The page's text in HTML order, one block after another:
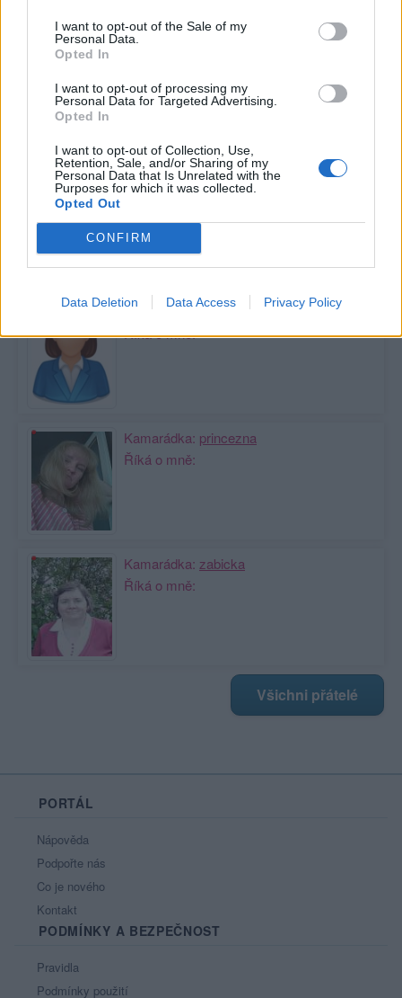
I want to opt-out of the Sale of my
Personal Data.
Opted In
I want to opt-out of processing my
Personal Data for Targeted Advertising.
Opted In
I want to opt-out of Collection, Use,
Retention, Sale, and/or Sharing of my
Personal Data that Is Unrelated with the
Purposes for which it was collected.
Opted Out
CONFIRM
Data Deletion Data Access Privacy Policy
Poslední 3 příspěvky na mé zdi
Nemá žádné příspěvky
Zobrazit celou mou zeď
Kamarádka:cconroe
Říká o mně:
Kamarádka: princezna
Říká o mně:
Kamarádka: zabicka
Říká o mně:
Všichni přátelé
PORTÁL
Nápověda
Podpořte nás
Co je nového
Kontakt
PODMÍNKY A BEZPEČNOST
Pravidla
Podmínky použití